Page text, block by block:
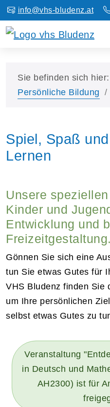
info@vhs-bludenz.at
Sie befinden sich hier:
Persönliche Bildung
Spiel, Spaß
Lernen
Unsere
Kinder und
Entwicklung und
Freizeitgestaltung.
Gönnen Sie sich eine
tun Sie etwas Gutes für
VHS Bludenz finden Sie
um Ihre persönlichen
selbst etwas Gutes zu
Veranstaltung
in Deutsch und
AH2300) ist für